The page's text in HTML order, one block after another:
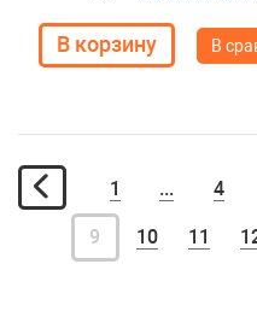
В
1 ... 4
9 10 11